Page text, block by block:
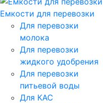
Емкости для перевозки
Для перевозки
молока
Для перевозки
жидкого удобрения
Для перевозки
питьевой воды
Для КАС